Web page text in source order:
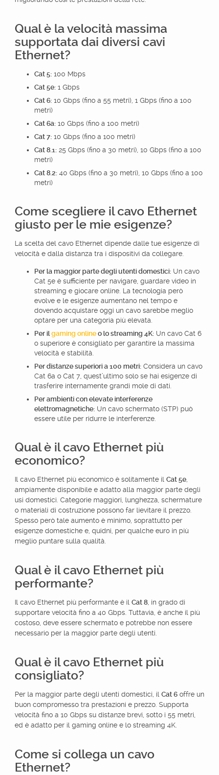
Qual è la velocità massima
supportata dai diversi cavi
Ethernet?
Cat 5: 100 Mbps
Cat 5e: 1 Gbps
Cat 6: 10 Gbps (fino a 55 metri), 1 Gbps (fino a 100
metri)
Cat 6a: 10 Gbps (fino a 100 metri)
Cat 7: 10 Gbps (fino a 100 metri)
Cat 8.1: 25 Gbps (fino a 30 metri), 10 Gbps (fino a 100
metri)
Cat 8.2: 40 Gbps (fino a 30 metri), 10 Gbps (fino a 100
metri)
Come scegliere il cavo Ethernet
giusto per le mie esigenze?
La scelta del cavo Ethernet dipende dalle tue esigenze di
velocità e dalla distanza tra i dispositivi da collegare.
Per la maggior parte degli utenti domestici: Un cavo
Cat 5e è sufficiente per navigare, guardare video in
streaming e giocare online. La tecnologia però
evolve e le esigenze aumentano nel tempo e
dovendo acquistare oggi un cavo sarebbe meglio
optare per una categoria più elevata.
Per il gaming onlineo lo streaming 4K: Un cavo Cat 6
o superiore è consigliato per garantire la massima
velocità e stabilità.
Per distanze superiori a 100 metri: Considera un cavo
Cat 6a o Cat 7, quest’ultimo solo se hai esigenze di
trasferire internamente grandi mole di dati.
Per ambienti con elevate interferenze
elettromagnetiche: Un cavo schermato (STP) può
essere utile per ridurre le interferenze.
Qual è il cavo Ethernet più
economico?
Il cavo Ethernet più economico è solitamente il Cat 5e
ampiamente disponibile e adatto alla maggior parte degli
usi domestici. Categorie maggiori, lunghezza, schermature
o materiali di costruzione possono far lievitare il prezzo.
Spesso però tale aumento è minimo, soprattutto per
esigenze domestiche e, quidni, per qualche euro in più
meglio puntare sulla qualità.
Qual è il cavo Ethernet più
performante?
Il cavo Ethernet più performante è il Cat 8 , in grado di
supportare velocità fino a 40 Gbps. Tuttavia, è anche il più
costoso, deve essere schermato e potrebbe non essere
necessario per la maggior parte degli utenti.
Qual è il cavo Ethernet più
consigliato?
Per la maggior parte degli utenti domestici, il Cat 6 offre un
buon compromesso tra prestazioni e prezzo. Supporta
velocità fino a 10 Gbps su distanze brevi, sotto i 55 metri,
ed è adatto per il gaming online e lo streaming 4K.
Come si collega un cavo
Ethernet?